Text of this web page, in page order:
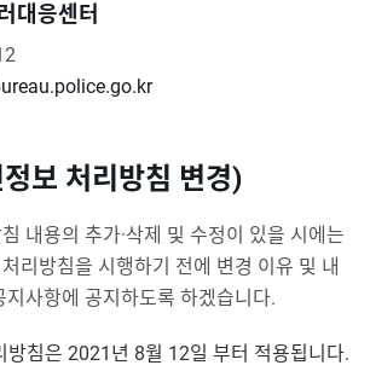
대응센터
보 처리방침 변경)
내용의 추가·삭제 및 수정이 있을 시에는
리방침을 시행하기 전에 변경 이유 및 내
사항에 공지하도록 하겠습니다.
침은 2021년 8월 12일 부터 적용됩니다.